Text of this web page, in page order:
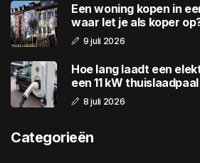
Een woning kopen in
waar let je als koper
9 juli 2026
Hoe lang laadt een
een 11 kW thuislaadpaal
8 juli 2026
Categorieën